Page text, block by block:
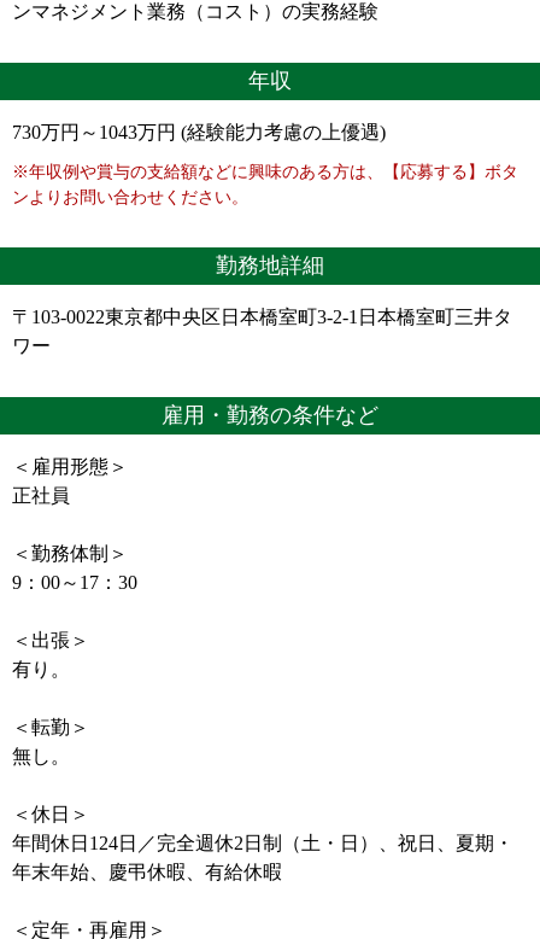
ンマネジメント業務（コスト）の実務経験
年収
730万円～1043万円 (経験能力考慮の上優遇)
※年収例や賞与の支給額などに興味のある方は、【応募する】ボタ
ンよりお問い合わせください。
勤務地詳細
〒103-0022東京都中央区日本橋室町3-2-1日本橋室町三井タ
ワー
雇用・勤務の条件など
＜雇用形態＞
正社員
＜勤務体制＞
9：00～17：30
＜出張＞
有り。
＜転勤＞
無し。
＜休日＞
年間休日124日／完全週休2日制（土・日）、祝日、夏期・
年末年始、慶弔休暇、有給休暇
＜定年・再雇用＞